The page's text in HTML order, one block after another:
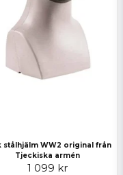
stålhjälm WW2 original från
Tjeckiska armén
1 099 kr